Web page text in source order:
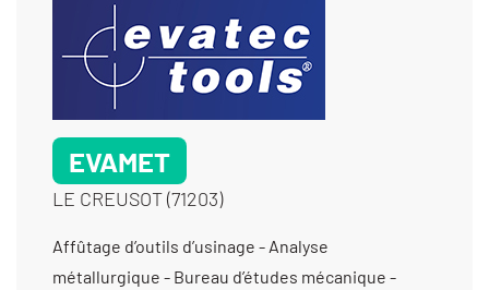
EVAMET
LE CREUSOT (71203)
Affûtage d’outils d’usinage - Analyse métallurgique - Bureau d’études mécanique - Bureau des méthodes / Industrialisation - Conception et fabrication d'alésoirs - Conception et fabrication d'outils de découpe - Conception et fabrication d’outillage à découper et à emboutir - Conception et fabrication d’outillage à fil - Conception et fabrication d’outillage de précision - Conception et fabrication d’outillage de presse - Conception et fabrication d’outillage de produits complexes - Conception et fabrication d’outillage pour la chaudronnerie - Conception et fabrication d’outils coupants - Conception et fabrication de forets étagés - Conception et fabrication de forets spéciaux - Conception et fabrication de fraises de forme - Électrostriction - Fabrication d'outillage pour la découpe - Fabrication d'outils de marquage - Fabrication d’outillage de fonderie - Fabrication de poinçon-matrice - Métallurgie des poudres - Polissage - Polissage (avivage) - Rectification centerless - Rectification cylindrique exter - Rectification cylindrique inter - Rectification cylindrique rayon - Rectification d'engrenages et de denture - Rectification de forme - Rectification de profils - Rectification en passe profonde - Rectification plane - Taillage de pignons à denture droite - Taillage de pignons coniques - Usinage / 5 axes /grande série (>10 000 pièces) < 350 cm3 - Usinage / 5 axes /grande série (>10 000 pièces) > 1000 cm3 - Usinage / 5 axes /prototype et unitaire (< 10 pièces) < 350 cm3